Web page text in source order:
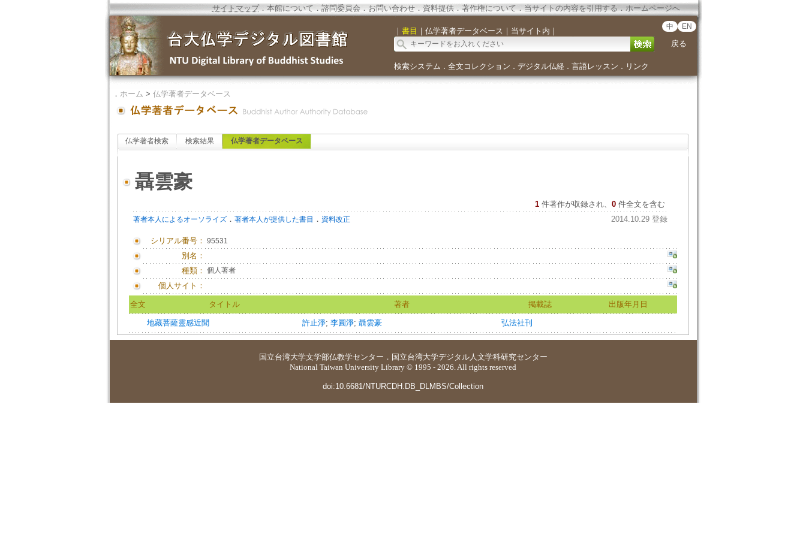
サイトマップ．本館について．諮問委員会． お問い合わせ． 資料提供．著作権について．当サイトの内容を引用する．ホームページへ
｜ 書目 ｜ 仏学著者データベース ｜ 当サイト内 ｜ 中 EN
戻る
検索システム ． 全文コレクション ． デジタル仏経． 言語レッスン ． リンク
． ホーム > 仏学著者データベース
仏学著者検索 検索結果 仏学著者データベース
聶雲豪
1 件著作が収録され、 0件全文を含む
著者本人によるオーソライズ． 著者本人が提供した書目 ． 資料改正 2014.10.29 登録
シリアル番号： 95531
別名：
種類： 個人著者
個人サイト：
全文 タイトル 著者 掲載誌 出版年月日
地藏菩薩靈感近聞 許止淨; 李圓淨; 聶雲豪 弘法社刊
国立台湾大学文学部仏教学センター ． 国立台湾大学デジタル人文学科研究センター
National Taiwan University Library © 1995 - 2026. All rights reserved
doi:10.6681/NTURCDH.DB_DLMBS/Collection